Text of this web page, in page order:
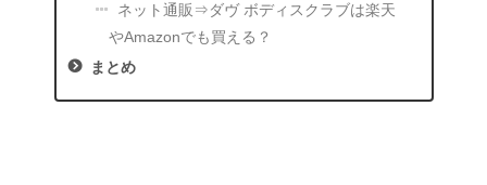
ネット通販⇒ダヴ ボディスクラブは楽天
やAmazonでも買える？
まとめ